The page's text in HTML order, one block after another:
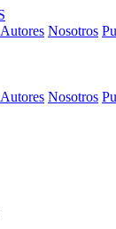
Autores Nosotros
Autores Nosotros